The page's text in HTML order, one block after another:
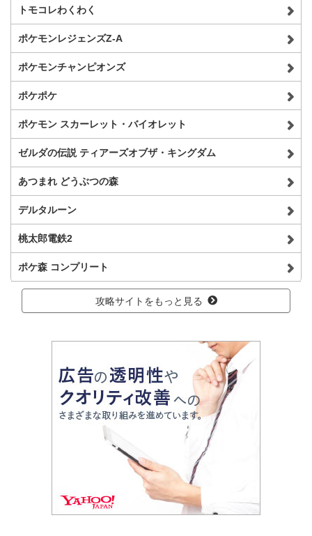
トモコレわくわく
ポケモンレジェンズZ-A
ポケモンチャンピオンズ
ポケポケ
ポケモン スカーレット・バイオレット
ゼルダの伝説 ティアーズオブザ・キングダム
あつまれ どうぶつの森
デルタルーン
桃太郎電鉄2
ポケ森 コンプリート
攻略サイトをもっと見る